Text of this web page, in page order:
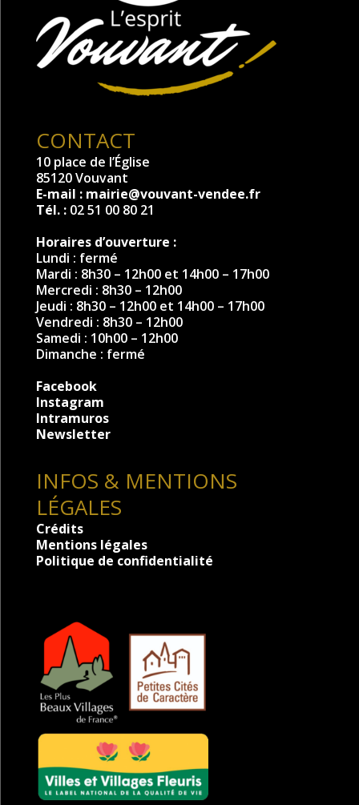
CONTACT
10 place de l’Église
85120 Vouvant
E-mail : mairie@vouvant-vendee.fr
Tél. : 02 51 00 80 21
Horaires d’ouverture :
Lundi : fermé
Mardi : 8h30 – 12h00 et 14h00 – 17h00
Mercredi : 8h30 – 12h00
Jeudi : 8h30 – 12h00 et 14h00 – 17h00
Vendredi : 8h30 – 12h00
Samedi : 10h00 – 12h00
Dimanche : fermé
Facebook
Instagram
Intramuros
Newsletter
INFOS & MENTIONS
LÉGALES
Crédits
Mentions légales
Politique de confidentialité